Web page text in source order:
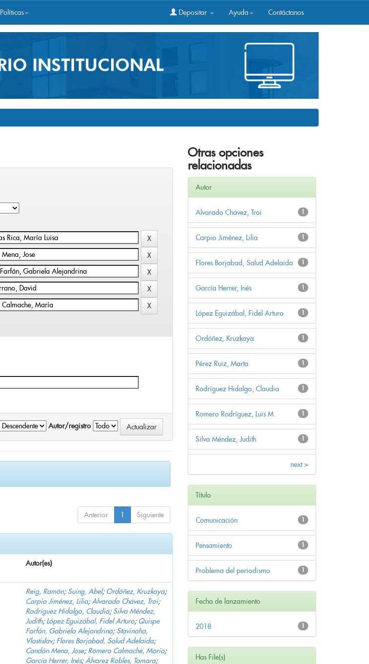
Políticas Depositar Ayuda Contáctanos
Autor/registro
Anterior 1 Siguiente
Autor(es)
Reig, Ramón; Suing, Abel; Ordóñez, Kruzkaya;
Carpio Jiménez, Lilia;Alvarado Chávez, Troi;
Rodríguez Hidalgo, Claudia; Silva Méndez,
Judith; López Eguizábal, Fidel Arturo; Quispe
Farfán, Gabriela Alejandrina; Stavinoha,
Vlastislav; Flores Borjabad, Salud Adelaida;
Candón Mena, Jose; Romero Calmache, María;
García Herrer, Inés;Álvarez Robles, Tamara;
Otras opciones
relacionadas
Autor
1
Alvarado Chávez, Troi
1
Carpio Jiménez, Lilia
1
Flores Borjabad, Salud Adelaida
1
García Herrer, Inés
1
López Eguizábal, Fidel Arturo
1
Ordóñez, Kruzkaya
1
Pérez Ruiz, Marta
1
Rodríguez Hidalgo, Claudia
1
Romero Rodríguez, Luis M.
1
Silva Méndez, Judith
next >
Título
1
Comunicación
1
Pensamiento
1
Problema del periodismo
Fecha de lanzamiento
1
2018
Has File(s)